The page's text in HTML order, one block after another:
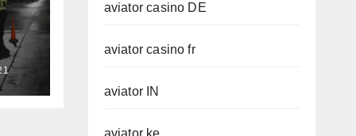
aviator casino DE
aviator casino fr
aviator IN
aviator ke